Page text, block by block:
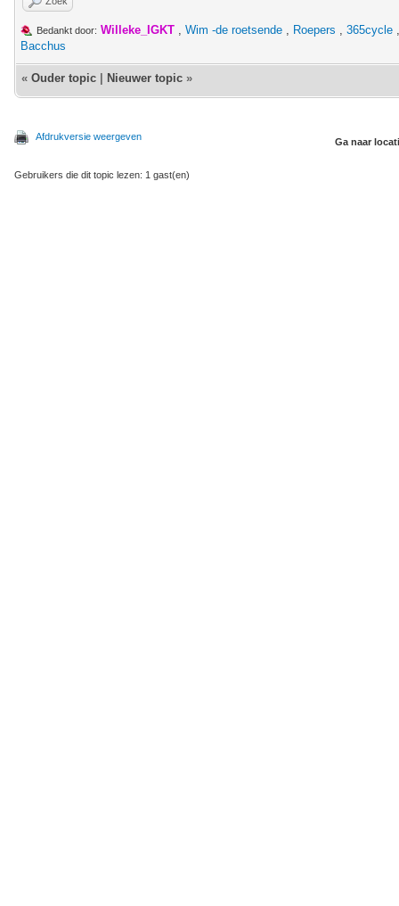
Bedankt door: Willeke_IGKT , Wim -de roetsende , Roepers , 365cycle
Bacchus
« Ouder topic Nieuwer topic »
Afdrukversie weergeven Ga naar
Gebruikers die dit topic lezen: 1 gast(en)